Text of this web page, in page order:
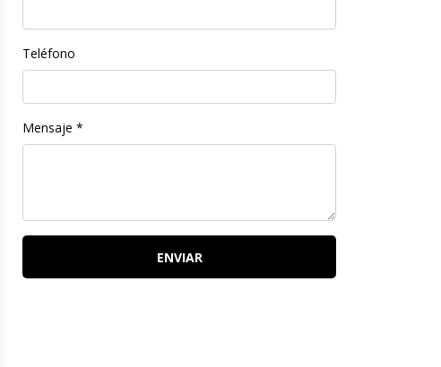
Teléfono
Mensaje *